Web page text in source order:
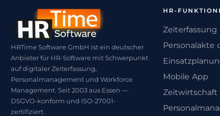
HRTime Software GmbH ist ein deutscher
Anbieter für HR-Software mit Schwerpunkt
auf digitaler Zeiterfassung,
Personalmanagement und Workforce
Management. Seit 2003 aus Essen —
DSGVO-konform und ISO-27001-
zertifiziert.
HR-
Zeiterfassung
Personalakte
Mobile App
Zeitwirtschaft